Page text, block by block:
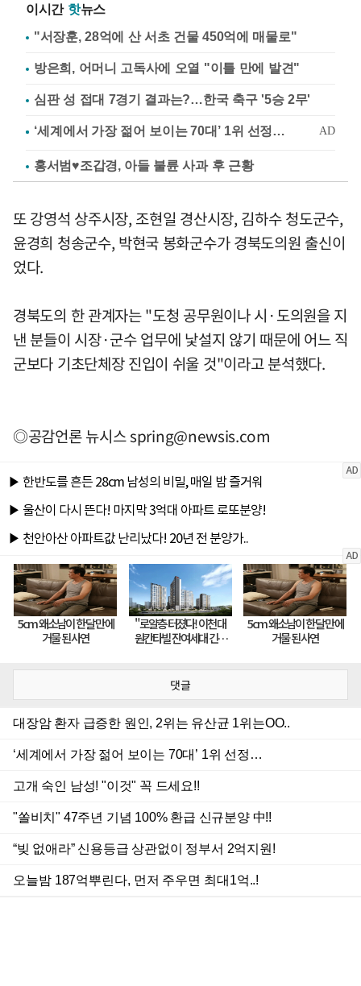
이시간 핫뉴스
"서장훈, 28억에 산 서초 건물 450억에 매물로"
방은희, 어머니 고독사에 오열 "이틀 만에 발견"
심판 성 접대 7경기 결과는?…한국 축구 '5승 2무'
홍서범♥조갑경, 아들 불륜 사과 후 근황
또 강영석 상주시장, 조현일 경산시장, 김하수 청도군수,
윤경희 청송군수, 박현국 봉화군수가 경북도의원 출신이
었다.
경북도의 한 관계자는 "도청 공무원이나 시·도의원을 지
낸 분들이 시장·군수 업무에 낯설지 않기 때문에 어느 직
군보다 기초단체장 진입이 쉬울 것"이라고 분석했다.
◎공감언론 뉴시스spring@newsis.com
댓글